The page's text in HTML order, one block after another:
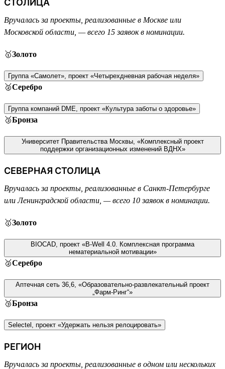
СТОЛИЦА
Вручалась за проекты, реализованные в Москве или
Московской области, — всего 15 заявок в номинации.
🥇Золото
Группа «Самолет», проект «Четырехдневная рабочая неделя»
🥈Серебро
Группа компаний DME, проект «Культура заботы о здоровье»
🥉Бронза
Университет Правительства Москвы, «Комплексный проект
поддержки организационных изменений ВДНХ»
СЕВЕРНАЯ СТОЛИЦА
Вручалась за проекты, реализованные в Санкт-Петербурге
или Ленинградской области, — всего 10 заявок в номинации.
🥇Золото
BIOCAD, проект «B-Well 4.0. Комплексная программа
нематериальной мотивации»
🥈Серебро
Аптечная сеть 36,6, «Образовательно-развлекательный проект
„Фарм-Ринг“»
🥉Бронза
Selectel, проект «Удержать нельзя релоцировать»
РЕГИОН
Вручалась за проекты, реализованные в одном или нескольких